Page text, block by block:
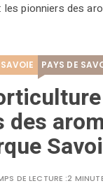
les pionniers des
PAYS DE
des
DE LECTURE :2